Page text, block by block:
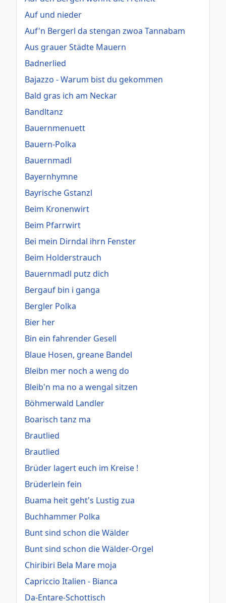
Auf und nieder
Auf'n Bergerl da stengan zwoa Tannabam
Aus grauer Städte Mauern
Badnerlied
Bajazzo - Warum bist du gekommen
Bald gras ich am Neckar
Bandltanz
Bauernmenuett
Bauern-Polka
Bauernmadl
Bayernhymne
Bayrische Gstanzl
Beim Kronenwirt
Beim Pfarrwirt
Bei mein Dirndal ihrn Fenster
Beim Holderstrauch
Bauernmadl putz dich
Bergauf bin i ganga
Bergler Polka
Bier her
Bin ein fahrender Gesell
Blaue Hosen, greane Bandel
Bleibn mer noch a weng do
Bleib'n ma no a wengal sitzen
Böhmerwald Landler
Boarisch tanz ma
Brautlied
Brautlied
Brüder lagert euch im Kreise !
Brüderlein fein
Buama heit geht's Lustig zua
Buchhammer Polka
Bunt sind schon die Wälder
Bunt sind schon die Wälder-Orgel
Chiribiri Bela Mare moja
Capriccio Italien - Bianca
Da-Entare-Schottisch